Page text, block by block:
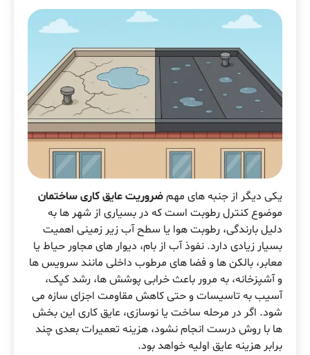
یکی دیگر از جنبه های مهمضروریت عایق کاری ساختمان
موضوع کنترل رطوبت است که در بسیاری از شهر ها به
دلیل بارندگی، رطوبت هوا یا سطح آب زیر زمینی اهمیت
بسیار زیادی دارد. نفوذ آب از بام، دیوار های مجاور حیاط یا
معابر، بالکن ها و فضا های مرطوب داخلی مانند سرویس ها
و آشپزخانه، به مرور باعث خرابی پوشش ها، رشد کپک،
آسیب به تاسیسات و حتی کاهش مقاومت اجزای سازه می
شود. اگر در مرحله ساخت یا نوسازی، عایق کاری این بخش
ها با روش درست انجام نشود، هزینه تعمیرات بعدی چند
برابر هزینه عایق اولیه خواهد بود.